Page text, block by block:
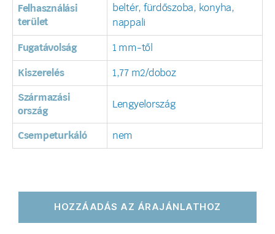
Felhasználási
terület
beltér, fürdőszoba, konyha,
nappali
Fugatávolság 1 mm-től
Kiszerelés 1,77 m2/doboz
Származási
ország
Lengyelország
Csempeturkáló nem
HOZZÁADÁS AZ ÁRAJÁNLATHOZ